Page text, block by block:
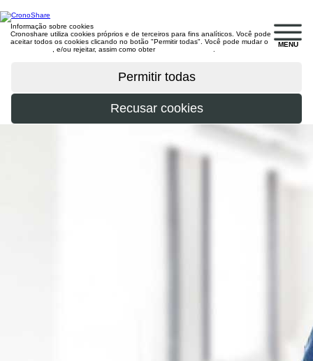
MENU
Informação sobre cookies
Cronoshare utiliza cookies próprios e de terceiros para fins analíticos. Você pode
aceitar todos os cookies clicando no botão "Permitir todas". Você pode mudar o
, e/ou rejeitar, assim como obter